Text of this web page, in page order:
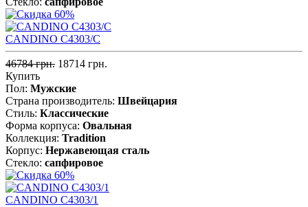
CANDINO C4303/C
46784 грн. 18714 грн.
Купить
Пол: Мужские
Страна производитель: Швейцария
Стиль: Классические
Форма корпуса: Овальная
Коллекция: Tradition
Корпус: Нержавеющая cталь
Стекло: сапфировое
CANDINO C4303/1